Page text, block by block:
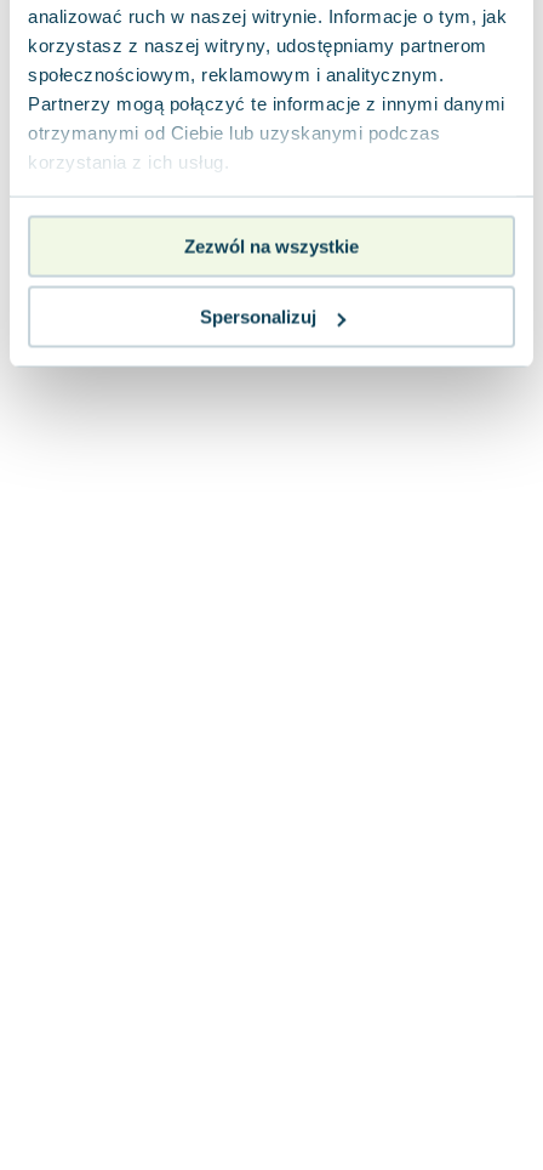
analizować ruch w naszej witrynie. Informacje o tym, jak
korzystasz z naszej witryny, udostępniamy partnerom
społecznościowym, reklamowym i analitycznym.
Partnerzy mogą połączyć te informacje z innymi danymi
otrzymanymi od Ciebie lub uzyskanymi podczas
korzystania z ich usług.
Zezwól na wszystkie
Spersonalizuj